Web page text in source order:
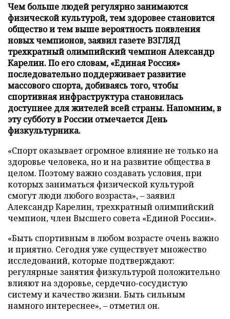
Чем больше людей регулярно занимаются
физической культурой, тем здоровее становится
общество и тем выше вероятность появления
новых чемпионов, заявил газете ВЗГЛЯД
трехкратный олимпийский чемпион Александр
Карелин. По его словам, «Единая Россия»
последовательно поддерживает развитие
массового спорта, добиваясь того, чтобы
спортивная инфраструктура становилась
доступнее для жителей всей страны. Напомним, в
эту субботу в России отмечается День
физкультурника.
«Спорт оказывает огромное влияние не только на
здоровье человека, но и на развитие общества в
целом. Поэтому важно создавать условия, при
которых заниматься физической культурой
смогут люди любого возраста», – заявил
Александр Карелин, трехкратный олимпийский
чемпион, член Высшего совета «Единой России».
«Быть спортивным в любом возрасте очень важно
и приятно. Сегодня уже существует множество
исследований, которые подтверждают:
регулярные занятия физкультурой положительно
влияют на здоровье, сердечно-сосудистую
систему и качество жизни. Быть сильным
намного интереснее», – отметил он.